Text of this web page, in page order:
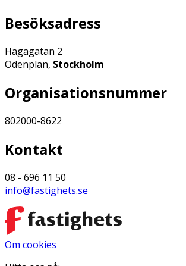
Besöksadress
Hagagatan 2
Odenplan, Stockholm
Organisationsnummer
802000-8622
Kontakt
08 - 696 11 50
info@fastighets.se
Om cookies